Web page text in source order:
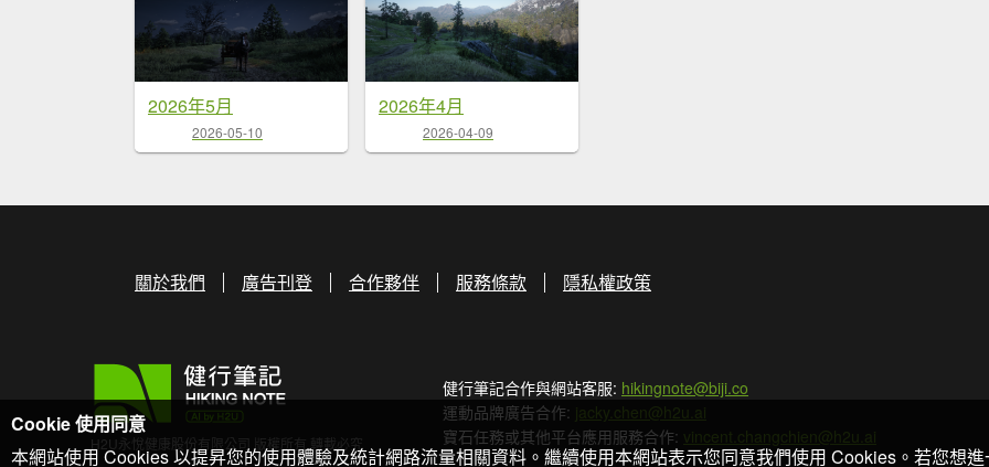
2026年5月
2026-05-10
2026年4月
2026-04-09
關於我們 廣告刊登 合作夥伴 服務條款 隱私權政策
H2U永悅健康股份有限公司 版權所有 轉載必究
健行筆記合作與網站客服: hikingnote@biji.co
運動品牌廣告合作: jacky.chen@h2u.ai
寶石任務或其他平台應用服務合作: vincent.changchien@h2u.ai
Cookie 使用同意
本網站使用 Cookies 以提昇您的使用體驗及統計網路流量相關資料。繼續使用本網站表示您同意我們使用 Cookies。若您想